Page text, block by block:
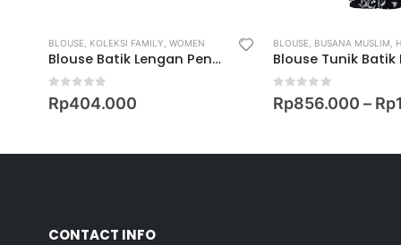
,KOLEKSI TEENAGERS,WOMEN
BLOUSE KOLEKSI FAMILY WOMEN
Blouse Batik Lengan Pendek Motif Keris Ron Rahayu
out of 5
Rp404.000
BLOUSE BUSANA MUSLIM
out of 5
Rp856.000 – Rp
CONTACT INFO